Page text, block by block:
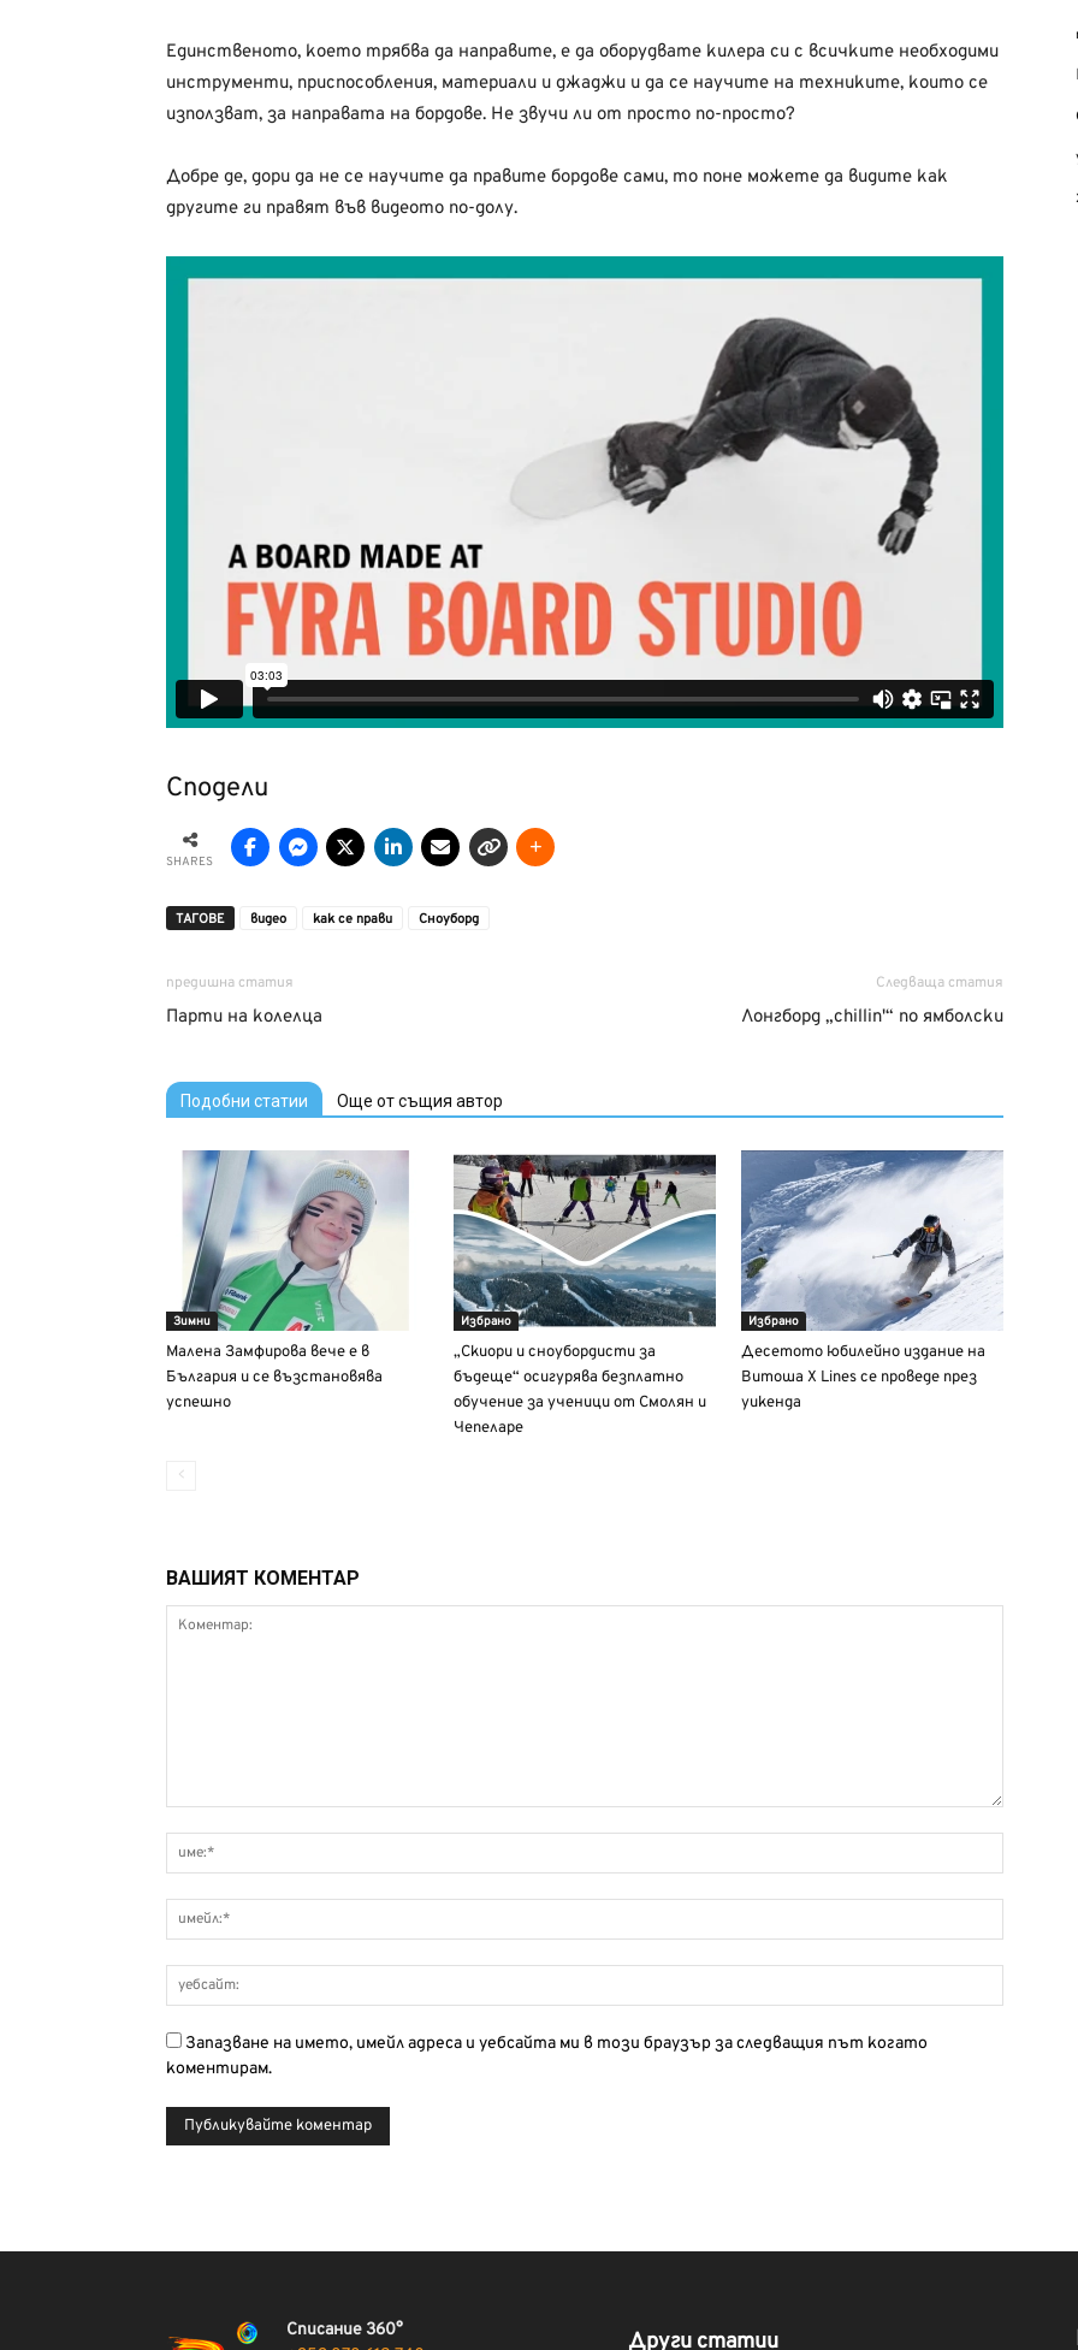
Единственото, което трябва да направите, е да оборудвате килера си с всичките необходими
инструменти, приспособления, материали и джаджи и да се научите на техниките, които се
използват, за направата на бордове. Не звучи ли от просто по-просто?
Добре де, дори да не се научите да правите бордове сами, то поне можете да видите как
другите ги правят във видеото по-долу.
Сподели
SHARES
ТАГОВЕ видео как се прави Сноуборд
предишна статия
Парти на колелца
Следваща статия
Лонгборд „chillin'“ по ямболски
Подобни статии Още от същия автор
Зимни
Малена Замфирова вече е в
България и се възстановява
успешно
Избрано
„Скиори и сноубордисти за
бъдеще“ осигурява безплатно
обучение за ученици от Смолян и
Чепеларе
Избрано
Десетото юбилейно издание на
Витоша X Lines се проведе през
уикенда
ВАШИЯТ КОМЕНТАР
Запазване на името, имейл адреса и уебсайта ми в този браузър за следващия път когато
коментирам.
Списание 360°
Други статии